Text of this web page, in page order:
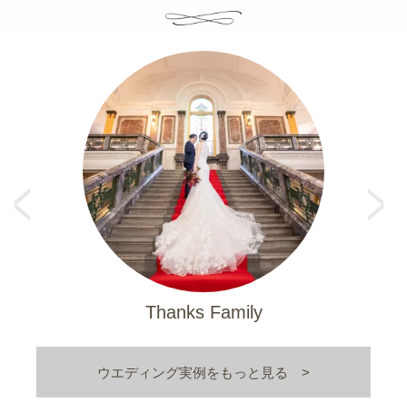
o
Thanks Family
e
xt
ウエディング実例をもっと見る